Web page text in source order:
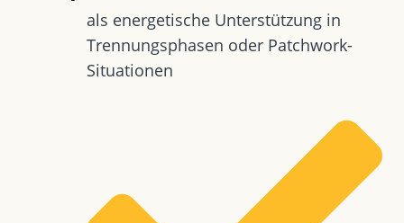
als energetische Unterstützung in
Trennungsphasen oder Patchwork-
Situationen